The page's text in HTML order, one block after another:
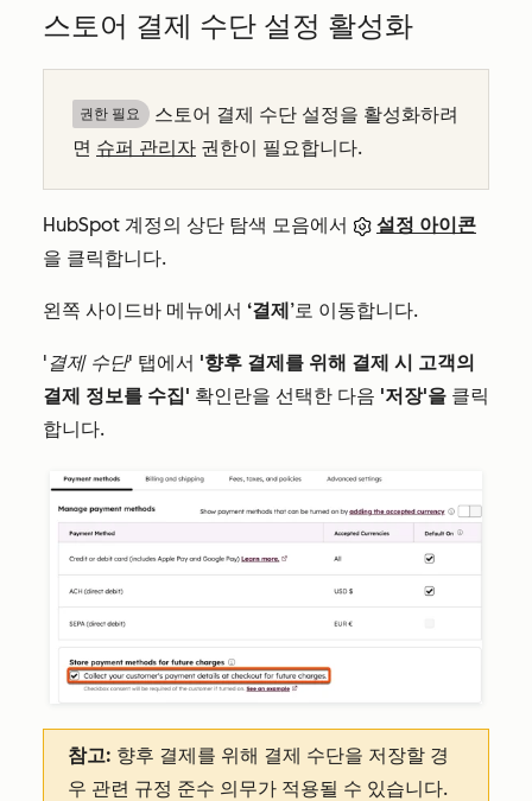
스토어 결제 수단 설정 활성화
권한 필요
스토어 결제 수단 설정을 활성화하려
면 슈퍼 관리자 권한이 필요합니다.
HubSpot 계정의 상단 탐색 모음에서
설정 아이콘
을 클릭합니다.
왼쪽 사이드바 메뉴에서 ‘결제’로 이동합니다.
'결제 수단' 탭에서 '향후 결제를 위해 결제 시 고객의
결제 정보를 수집' 확인란을 선택한 다음 '저장'을 클릭
합니다.
참고: 향후 결제를 위해 결제 수단을 저장할 경
우 관련 규정 준수 의무가 적용될 수 있습니다.